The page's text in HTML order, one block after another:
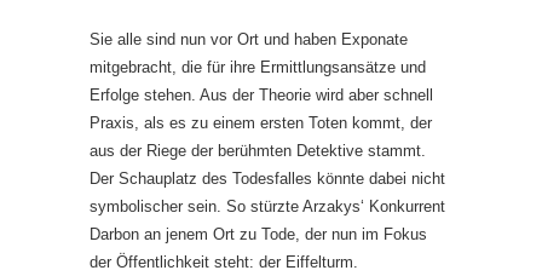
Sie alle sind nun vor Ort und haben Exponate
mitgebracht, die für ihre Ermittlungsansätze und
Erfolge stehen. Aus der Theorie wird aber schnell
Praxis, als es zu einem ersten Toten kommt, der
aus der Riege der berühmten Detektive stammt.
Der Schauplatz des Todesfalles könnte dabei nicht
symbolischer sein. So stürzte Arzakys‘ Konkurrent
Darbon an jenem Ort zu Tode, der nun im Fokus
der Öffentlichkeit steht: der Eiffelturm.